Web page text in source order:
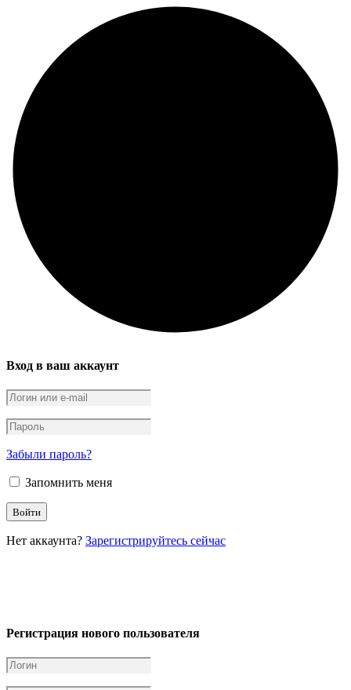
Вход в ваш аккаунт
Забыли пароль?
Запомнить меня
Нет аккаунта? Зарегистрируйтесь сейчас
Регистрация нового пользователя